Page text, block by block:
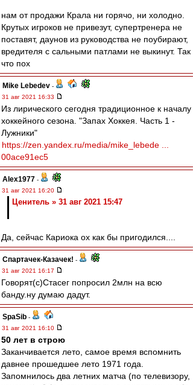
нам от продажи Крала ни горячо, ни холодно.
Крутых игроков не привезут, супертренера не
поставят, даунов из руководства не поубирают,
вредителя с сальными патлами не выкинут. Так
что пох
Mike Lebedev -
31 авг 2021 16:33
Из лирического сегодня традиционное к началу
хоккейного сезона. "Запах Хоккея. Часть 1 -
Лужники"
https://zen.yandex.ru/media/mike_lebede ...
00ace91ec5
Alex1977 -
31 авг 2021 16:20
Ценитель » 31 авг 2021 15:47
Да, сейчас Кариока ох как бы пригодился....
Спартачек-Казачек! -
31 авг 2021 16:17
Говорят(с)Стасег попросил 2млн на всю
банду.ну думаю дадут.
SpaSib -
31 авг 2021 16:10
50 лет в строю
Заканчивается лето, самое время вспомнить
давнее прошедшее лето 1971 года.
Запомнилось два летних матча (по телевизору,